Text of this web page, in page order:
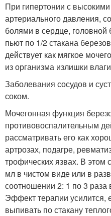
При гипертонии с
артериального давления,
болями в сердце,
пьют по 1/2 стакана
действует как мягкое
из организма излишки
Заболевания сосудов и
соком.
Мочегонная функция
противовоспалительным
рассматривать его как
артрозах, подагре,
трофических язвах. В этом
мл в чистом виде или в
соотношении 2: 1 по 3 раза
Эффект терапии усилится,
выпивать по стакану